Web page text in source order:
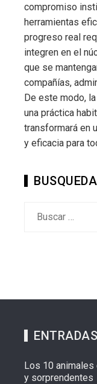
compromiso
herramientas
progreso real
integren en el
que se
compañías,
De este modo,
una práctica
transformará en
y eficacia para
BUSQUEDA
Los 10
y sorprendentes